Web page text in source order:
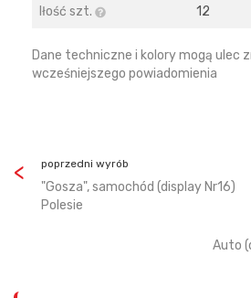
Iłość szt. 12
Dane techniczne i kolory mogą ulec
wcześniejszego powiadomienia
poprzedni wyrób
"Gosza", samochód (display Nr16)
Polesie
Auto